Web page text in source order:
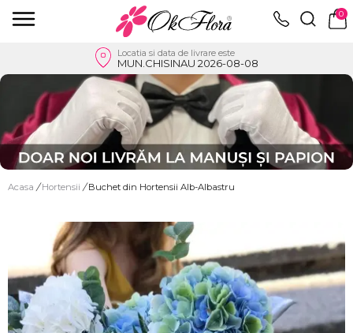
0
Locatia si data de livrare este
MUN.CHISINAU 2026-08-08
Acasa / Hortensii / Buchet din Hortensii Alb-Albastru